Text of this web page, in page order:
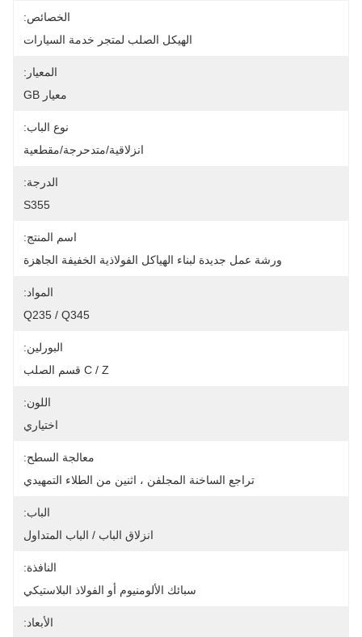
الخصائص:
الهيكل الصلب لمتجر خدمة السيارات
المعيار:
معيار GB
نوع الباب:
انزلاقية/متدحرجة/مقطعية
الدرجة:
S355
اسم المنتج:
ورشة عمل جديدة لبناء الهياكل الفولاذية الخفيفة الجاهزة
المواد:
Q235 / Q345
البورلين:
C / Z قسم الصلب
اللون:
اختياري
معالجة السطح:
تراجع الساخنة المجلفن ، اثنين من الطلاء التمهيدي
الباب:
انزلاق الباب / الباب المتداول
النافذة:
سبائك الألومنيوم أو الفولاذ البلاستيكي
الأبعاد: